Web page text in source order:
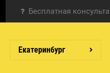
Бесплатная
Екатеринбург